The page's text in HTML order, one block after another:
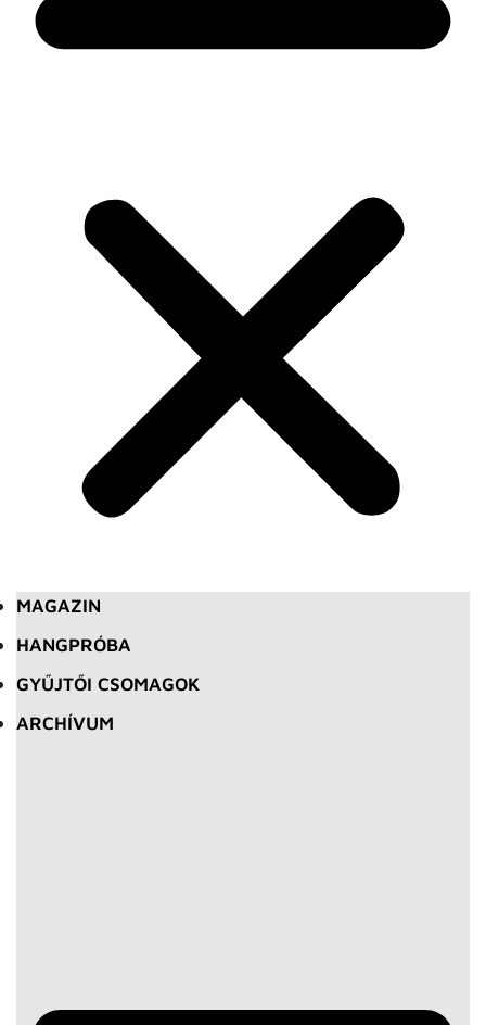
MAGAZIN
HANGPRÓBA
GYŰJTŐI CSOMAGOK
ARCHÍVUM